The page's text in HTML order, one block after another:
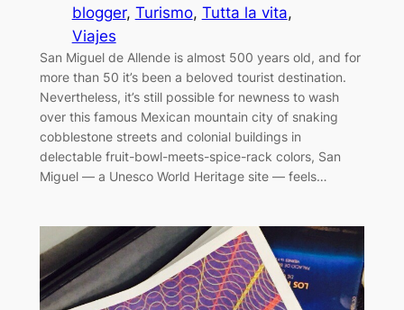
blogger, Turismo, Tutta la vita
Viajes
San Miguel de Allende is almost 500 years old, and for
more than 50 it’s been a beloved tourist destination.
Nevertheless, it’s still possible for newness to wash
over this famous Mexican mountain city of snaking
cobblestone streets and colonial buildings in
delectable fruit-bowl-meets-spice-rack colors, San
Miguel — a Unesco World Heritage site — feels…